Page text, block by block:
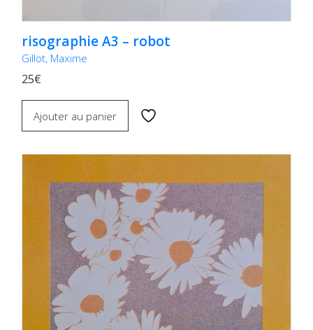
risographie A3 – robot
Gillot, Maxime
25€
Ajouter au panier